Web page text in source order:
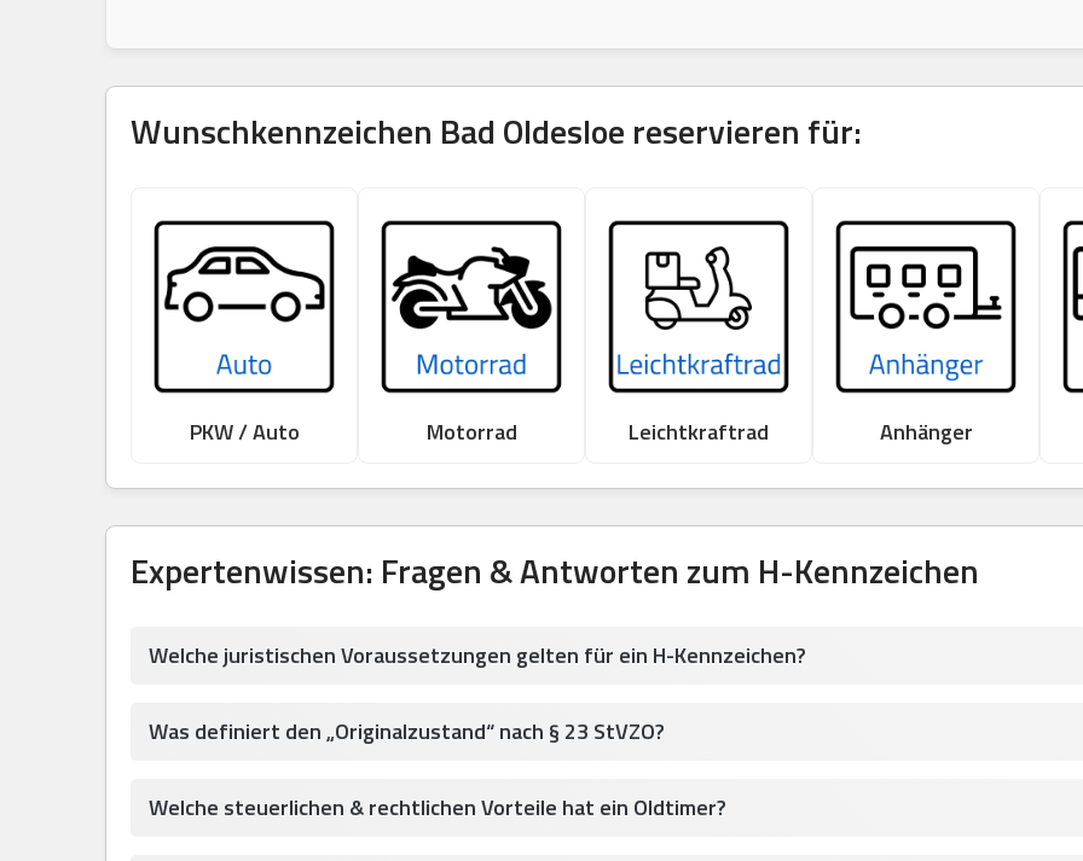
Wunschkennzeichen Bad Oldesloe reservieren für:
PKW / Auto Motorrad Leichtkraftrad Anhänger
Expertenwissen: Fragen & Antworten zum H-Kennzeichen
Welche juristischen Voraussetzungen gelten für ein H-Kennzeichen?
Was definiert den „Originalzustand“ nach § 23 StVZO?
Welche steuerlichen & rechtlichen Vorteile hat ein Oldtimer?